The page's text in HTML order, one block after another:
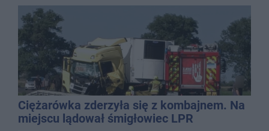
Ciężarówka zderzyła się z kombajnem. Na
miejscu lądował śmigłowiec LPR